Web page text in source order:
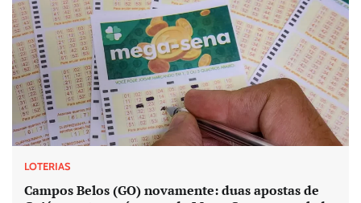
LOTERIAS
Campos Belos (GO) novamente: duas apostas de